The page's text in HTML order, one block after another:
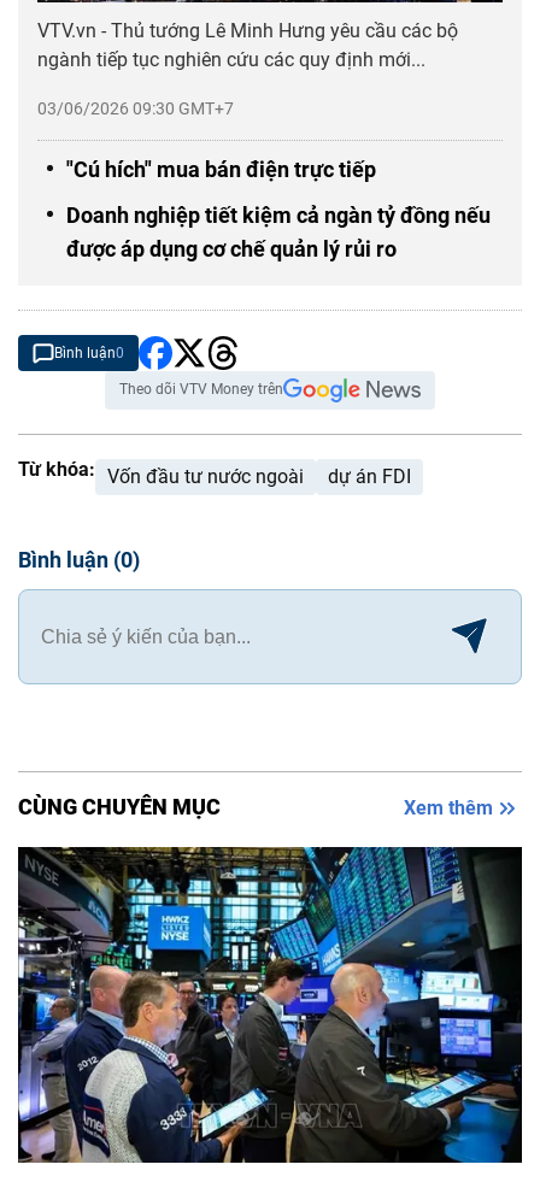
03/06/2026 09:30 GMT+7
VTV.vn - Thủ tướng Lê Minh Hưng yêu cầu các bộ
ngành tiếp tục nghiên cứu các quy định mới...
"Cú hích" mua bán điện trực tiếp
Doanh nghiệp tiết kiệm cả ngàn tỷ đồng nếu
được áp dụng cơ chế quản lý rủi ro
Bình luận0
Theo dõi VTV Money trên
Từ khóa: Vốn đầu tư nước ngoài dự án FDI
Bình luận (0)
CÙNG CHUYÊN MỤC Xem thêm